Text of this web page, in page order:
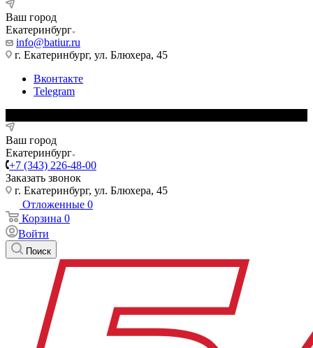
Ваш город
Екатеринбург
info@batiur.ru
г. Екатеринбург, ул. Блюхера, 45
Вконтакте
Telegram
Ваш город
Екатеринбург
+7 (343) 226-48-00
Заказать звонок
г. Екатеринбург, ул. Блюхера, 45
Отложенные 0
Корзина 0
Войти
Поиск